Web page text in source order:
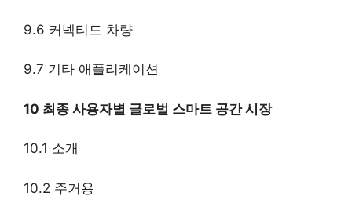
9.6 커넥티드 차량
9.7 기타 애플리케이션
10 최종 사용자별 글로벌 스마트 공간 시장
10.1 소개
10.2 주거용